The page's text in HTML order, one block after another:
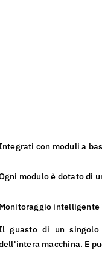
con moduli a
modulo è dotato di
Monitoraggio intelligente
guasto di un singolo
macchina. E